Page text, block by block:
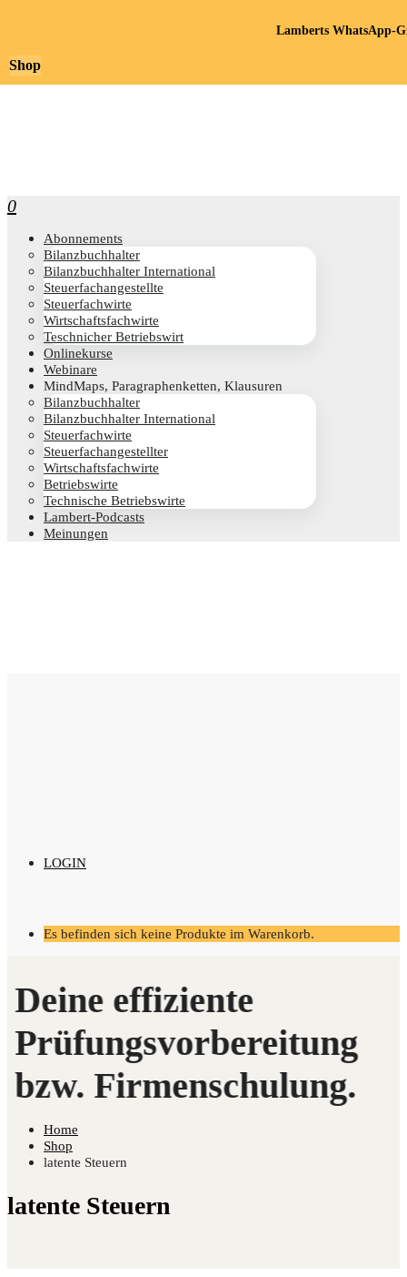
0
Abon­ne­ments
Bilanz­buch­hal­ter
Bilanz­buch­hal­ter International
Steu­er­fach­an­ge­stell­te
Steu­er­fach­wir­te
Wirt­schafts­fach­wir­te
Teschni­cher Betriebswirt
Online­kur­se
Web­i­na­re
Mind­Maps, Para­gra­phen­ket­ten, Klausuren
Bilanz­buch­hal­ter
Bilanz­buch­hal­ter International
Steu­er­fach­wir­te
Steu­er­fach­an­ge­stell­ter
Wirt­schafts­fach­wir­te
Betriebs­wir­te
Tech­ni­sche Betriebswirte
Lam­­bert-Pod­­casts
Mei­nun­gen
LOGIN
Es befinden sich keine Produkte im Warenkorb.
Home
Shop
latente Steuern
latente Steuern
Shop
Lamberts WhatsApp-